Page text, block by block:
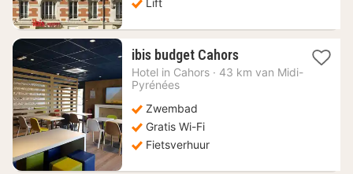
Lift
ibis budget Cahors1
nacht
Hotel in Cahors · 43 km van Midi-
Pyrénées
Zwembad
Gratis Wi-Fi
Fietsverhuur